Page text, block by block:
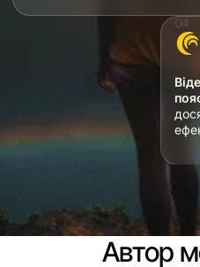
Автор